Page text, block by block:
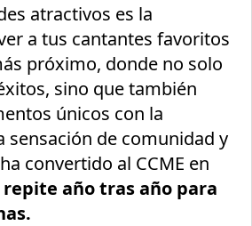
atractivos es la
a tus cantantes favoritos
próximo, donde no solo
sino que también
únicos con la
sensación de comunidad y
convertido al CCME en
año tras año para